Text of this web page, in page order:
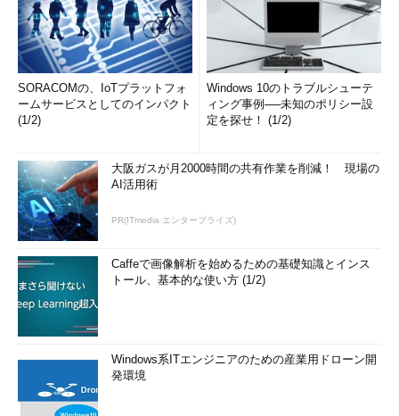
SORACOMの、IoTプラットフォ
ームサービスとしてのインパクト
(1/2)
Windows 10のトラブルシューテ
ィング事例──未知のポリシー設
定を探せ！ (1/2)
大阪ガスが月2000時間の共有作業を削減！ 現場の
AI活用術
PR(ITmedia エンタープライズ)
Caffeで画像解析を始めるための基礎知識とインス
トール、基本的な使い方 (1/2)
Windows系ITエンジニアのための産業用ドローン開
発環境